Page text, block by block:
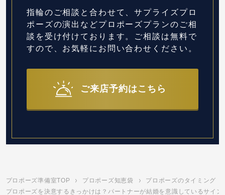
指輪のご相談と合わせて、サプライズプロ
ポーズの演出などプロポーズプランのご相
談を受け付けております。 ご相談は無料で
すので、お気軽にお問い合わせください。
ご来店予約はこちら
プロポーズ準備室TOP プロポーズ知恵袋
プロポーズのタイミング
プロポーズを決意するきっかけは？パートナーが結婚を意識しているサイ